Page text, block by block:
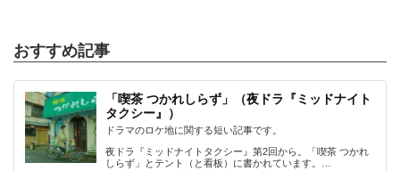
おすすめ記事
「喫茶 つかれしらず」（夜ドラ『ミッドナイト
タクシー』）
ドラマのロケ地に関する短い記事です。
夜ドラ『ミッドナイトタクシー』第2回から。「喫茶 つかれ
しらず」とテント（と看板）に書かれています。…